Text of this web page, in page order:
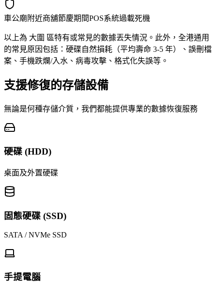
車公廟附近商舖節慶期間POS系統過載死機
以上為 大圍 區特有或常見的數據丟失情況。此外，全港通用
的常見原因包括：硬碟自然損耗（平均壽命 3-5 年）、誤刪檔
案、手機跌爛/入水、病毒攻擊、格式化失誤等。
支援修復的存儲設備
無論是何種存儲介質，我們都能提供專業的數據恢復服務
硬碟 (HDD)
桌面及外置硬碟
固態硬碟 (SSD)
SATA / NVMe SSD
手提電腦